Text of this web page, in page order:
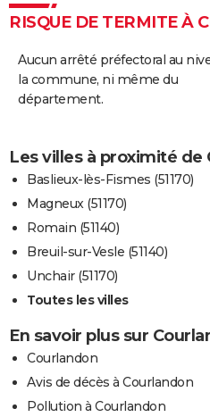
RISQUE DE TERMITE À
Aucun arrêté préfectoral au
la commune, ni même du
département.
Les villes à proximité de
Baslieux-lès-Fismes (51170)
Magneux (51170)
Romain (51140)
Breuil-sur-Vesle (51140)
Unchair (51170)
Toutes les villes
En savoir plus sur
Courlandon
Avis de décès à Courlandon
Pollution à Courlandon